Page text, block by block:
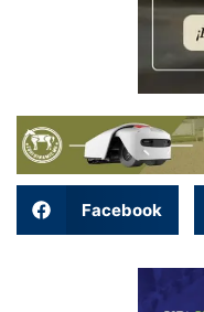
Facebook